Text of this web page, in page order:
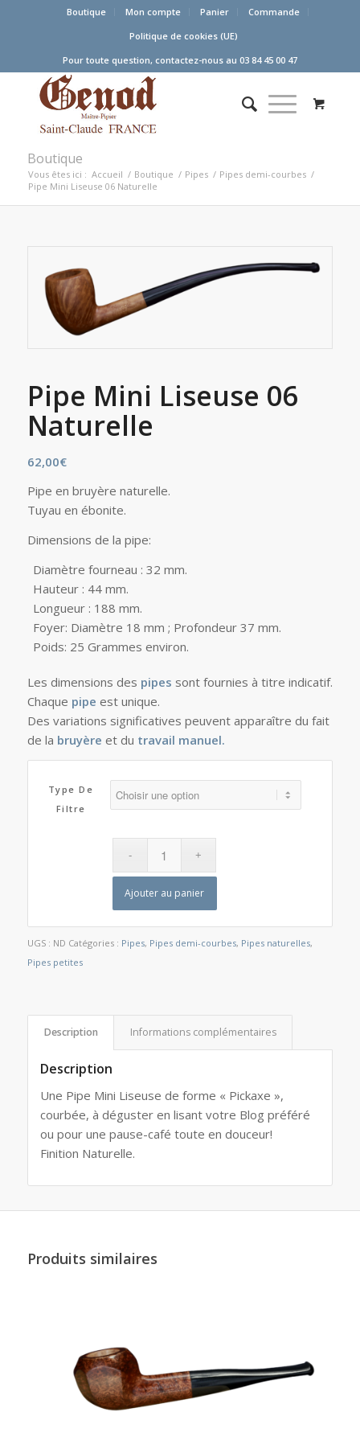
Boutique Mon compte Panier
Commande
Politique de cookies (UE)
Pour toute question, contactez-nous au 03 84 45 00 47
Boutique
Vous êtes ici : Accueil / Boutique / Pipes / Pipes demi-courbes /
Pipe Mini Liseuse 06 Naturelle
Pipe Mini Liseuse 06
Naturelle
62,00€
Pipe en bruyère naturelle.
Tuyau en ébonite.
Dimensions de la pipe:
Diamètre fourneau : 32 mm.
Hauteur : 44 mm.
Longueur : 188 mm.
Foyer: Diamètre 18 mm ; Profondeur 37 mm.
Poids: 25 Grammes environ.
Les dimensions des pipes sont fournies à titre indicatif.
Chaque pipe est unique.
Des variations significatives peuvent apparaître du fait
de la bruyère et du travail manuel.
Type De
Filtre
Ajouter au panier
UGS : ND Catégories : Pipes, Pipes demi-courbes, Pipes naturelles,
Pipes petites
Description Informations complémentaires
Description
Une Pipe Mini Liseuse de forme « Pickaxe »,
courbée, à déguster en lisant votre Blog préféré
ou pour une pause-café toute en douceur!
Finition Naturelle.
Produits similaires